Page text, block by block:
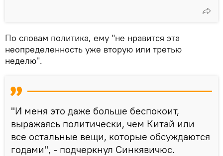
По словам политика, ему "не нравится эта
неопределенность уже вторую или третью
неделю".
"И меня это даже больше беспокоит,
выражаясь политически, чем Китай или
все остальные вещи, которые обсуждаются
годами", - подчеркнул Синкявичюс.